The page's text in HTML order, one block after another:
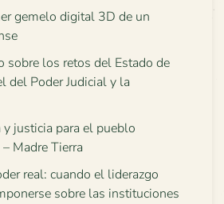
gemelo digital 3D de un
sobre los retos del Estado de
del Poder Judicial y la
justicia para el pueblo
Madre Tierra
real: cuando el liderazgo
sobre las instituciones